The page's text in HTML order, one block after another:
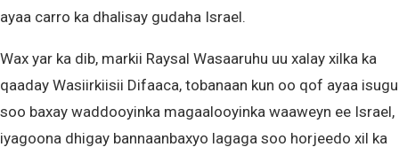
ayaa carro ka dhalisay gudaha Israel.
Wax yar ka dib, markii Raysal Wasaaruhu uu xalay xilka ka
qaaday Wasiirkiisii Difaaca, tobanaan kun oo qof ayaa isugu
soo baxay waddooyinka magaalooyinka waaweyn ee Israel,
iyagoona dhigay bannaanbaxyo lagaga soo horjeedo xil ka